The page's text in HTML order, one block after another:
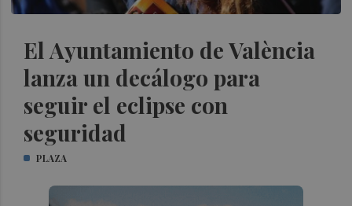
El Ayuntamiento de València
lanza un decálogo para
seguir el eclipse con
seguridad
PLAZA